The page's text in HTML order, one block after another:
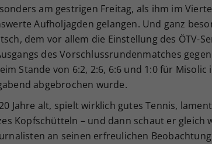
am gestrigen Freitag, als ihm im
Aufholjagden gelangen. Und ganz
dem vor allem die Einstellung des ÖTV-
des Vorschlussrundenmatches
Stande von 6:2, 2:6, 6:6 und 1:0 für
abgebrochen wurde.
Jahre alt, spielt wirklich gutes Tennis,
Kopfschütteln – und dann schaut er gleich
an seinen erfreulichen